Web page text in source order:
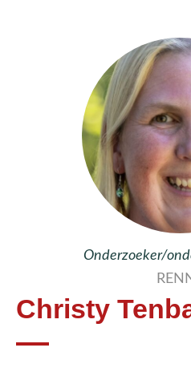
Onderzoeker/
Christy